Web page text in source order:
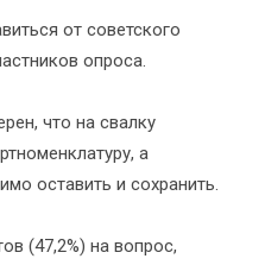
от советского
опроса.
что на свалку
а
оставить и сохранить.
(47,2%) на вопрос,